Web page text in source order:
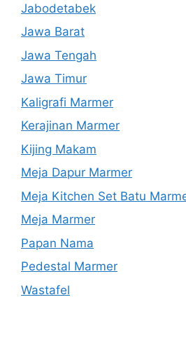
Jabodetabek
Jawa Barat
Jawa Tengah
Jawa Timur
Kaligrafi Marmer
Kerajinan Marmer
Kijing Makam
Meja Dapur Marmer
Meja Kitchen Set Batu
Meja Marmer
Papan Nama
Pedestal Marmer
Wastafel